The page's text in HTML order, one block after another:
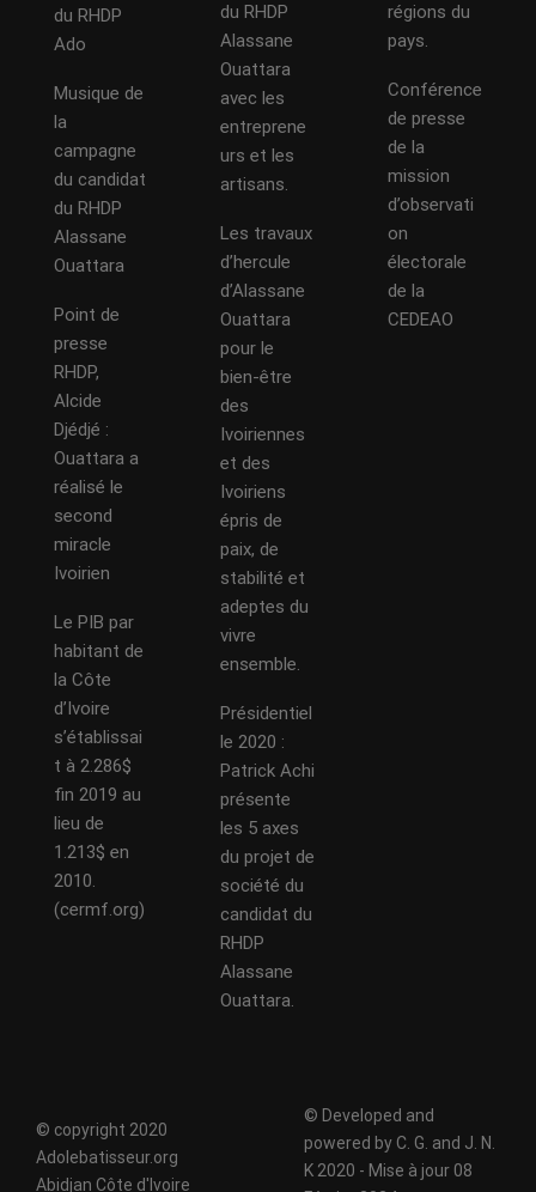
du RHDP
Ado
Musique de
la
campagne
du candidat
du RHDP
Alassane
Ouattara
Point de
presse
RHDP,
Alcide
Djédjé :
Ouattara a
réalisé le
second
miracle
Ivoirien
Le PIB par
habitant de
la Côte
d’Ivoire
s’établissai
t à 2.286$
fin 2019 au
lieu de
1.213$ en
2010.
(cermf.org)
du RHDP
Alassane
Ouattara
avec les
entreprene
urs et les
artisans.
Les travaux
d’hercule
d’Alassane
Ouattara
pour le
bien-être
des
Ivoiriennes
et des
Ivoiriens
épris de
paix, de
stabilité et
adeptes du
vivre
ensemble.
Présidentiel
le 2020 :
Patrick Achi
présente
les 5 axes
du projet de
société du
candidat du
RHDP
Alassane
Ouattara.
régions du
pays.
Conférence
de presse
de la
mission
d’observati
on
électorale
de la
CEDEAO
© copyright 2020
Adolebatisseur.org
Abidjan Côte d'Ivoire
© Developed and
powered by C. G. and J. N.
K 2020 - Mise à jour 08